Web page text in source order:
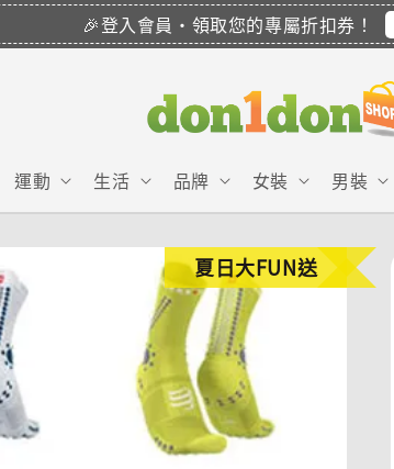
🎉登入會員・領取您的專屬折扣券！
運動 生活 品牌 女裝 男裝
夏日大FUN送